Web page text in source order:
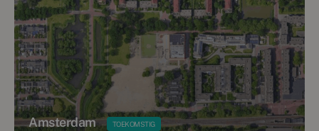
Amsterdam TOEKOMSTIG